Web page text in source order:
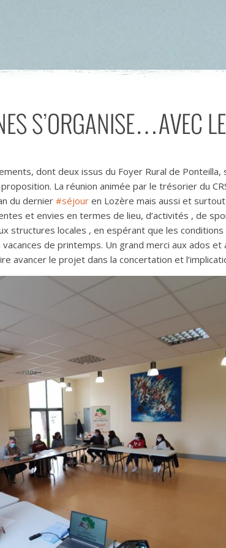
S’ORGANISE…AVEC
dont deux issus du Foyer Rural de
La réunion animée par le trésorier du
du dernier #séjour en Lozère mais aussi et
et envies en termes de lieu, d’activités , de
structures locales , en espérant que les
de printemps. Un grand merci aux ados et
avancer le projet dans la concertation et